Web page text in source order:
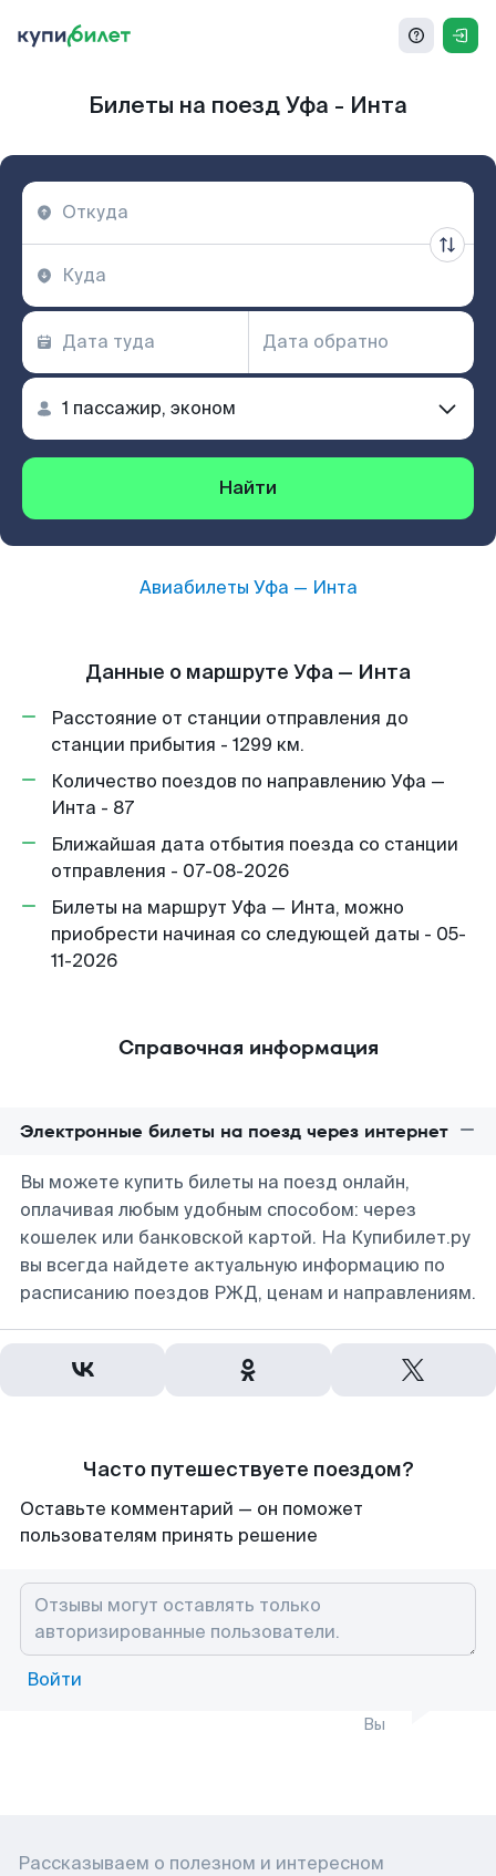
Билеты на поезд Уфа - Инта
Найти
Авиабилеты Уфа — Инта
Данные о маршруте Уфа — Инта
Расстояние от станции отправления до
станции прибытия - 1299 км.
Количество поездов по направлению Уфа —
Инта - 87
Ближайшая дата отбытия поезда со станции
отправления - 07-08-2026
Билеты на маршрут Уфа — Инта, можно
приобрести начиная со следующей даты - 05-
11-2026
Справочная информация
Электронные билеты на поезд через интернет
Вы можете купить билеты на поезд онлайн,
оплачивая любым удобным способом: через
кошелек или банковской картой. На Купибилет.ру
вы всегда найдете актуальную информацию по
расписанию поездов РЖД, ценам и направлениям.
Часто путешествуете поездом?
Оставьте комментарий — он поможет
пользователям принять решение
Войти
Вы
Рассказываем о полезном и интересном